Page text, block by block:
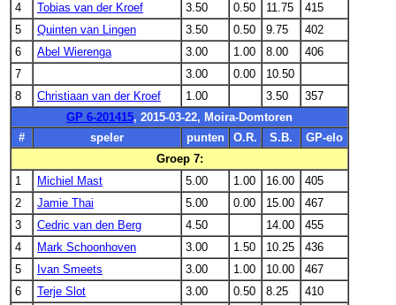
4
Tobias van der Kroef 3.50 0.50 11.75
415
5
Quinten van Lingen 3.50 0.50 9.75
402
6
Abel Wierenga 3.00 1.00 8.00
406
7
3.00 0.00
10.50
8
Christiaan van der Kroef 1.00 3.50
357
GP 6-201415, 2015-03-22, Moira-Domtoren
#
speler punten O.R. S.B.
GP-elo
Groep 7:
1
Michiel Mast 5.00 1.00 16.00
405
2
Jamie Thai 5.00 0.00 15.00
467
3
Cedric van den Berg 4.50 14.00
455
4
Mark Schoonhoven 3.00 1.50 10.25
436
5
Ivan Smeets 3.00 1.00 10.00
467
6
Terje Slot 3.00 0.50 8.25
410